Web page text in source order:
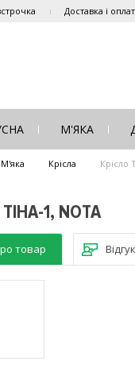
Доставка і
М'ЯКА
М'яка Крісла Крісло
1, NOTA
товар